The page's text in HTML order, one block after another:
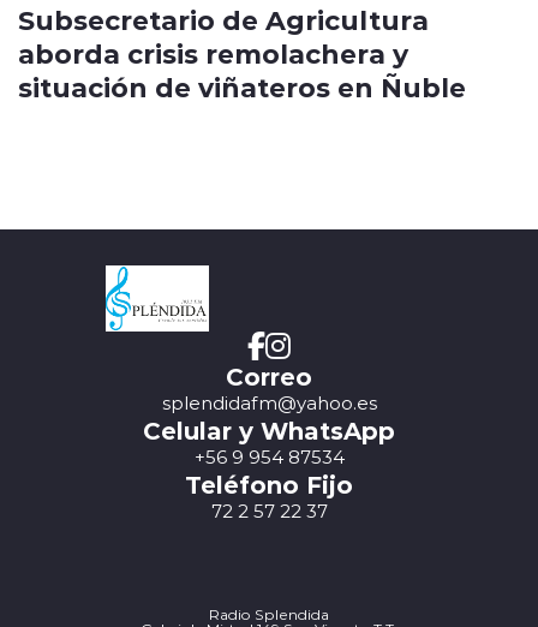
Subsecretario de Agricultura
aborda crisis remolachera y
situación de viñateros en Ñuble
Correo
splendidafm@yahoo.es
Celular y WhatsApp
+56 9 954 87534
Teléfono Fijo
72 2 57 22 37
Radio Splendida